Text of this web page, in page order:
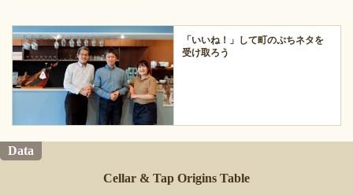
「いいね！」して町のぷちネタを
受け取ろう
Data
Cellar & Tap Origins Table